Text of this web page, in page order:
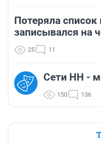
Потеряла список
записывался на
25 11
Сети НН -
150 136